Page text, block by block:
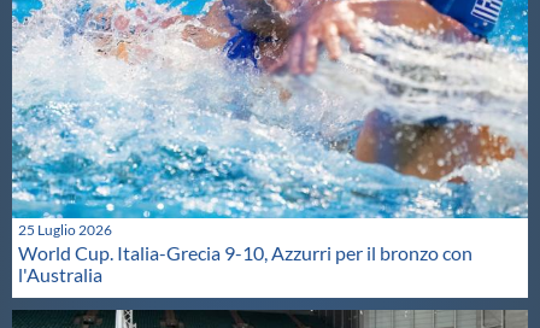
25 Luglio 2026
World Cup. Italia-Grecia 9-10, Azzurri per il bronzo con
l'Australia